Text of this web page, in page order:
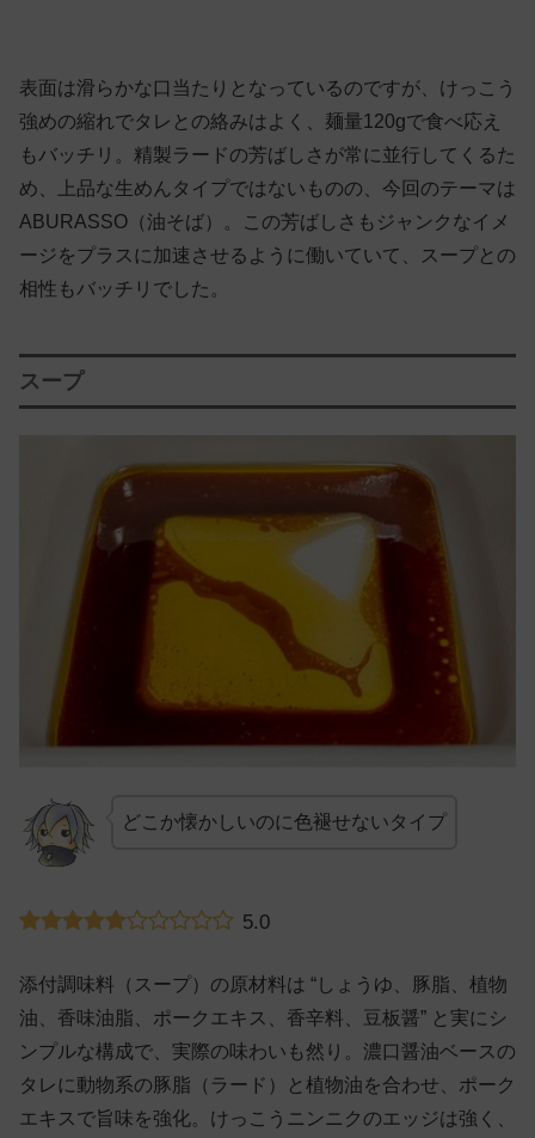
表面は滑らかな口当たりとなっているのですが、けっこう
強めの縮れでタレとの絡みはよく、麺量120gで食べ応え
もバッチリ。精製ラードの芳ばしさが常に並行してくるた
め、上品な生めんタイプではないものの、今回のテーマは
ABURASSO（油そば）。この芳ばしさもジャンクなイメ
ージをプラスに加速させるように働いていて、スープとの
相性もバッチリでした。
スープ
どこか懐かしいのに色褪せないタイプ
5.0
添付調味料（スープ）の原材料は “しょうゆ、豚脂、植物
油、香味油脂、ポークエキス、香辛料、豆板醤” と実にシ
ンプルな構成で、実際の味わいも然り。濃口醤油ベースの
タレに動物系の豚脂（ラード）と植物油を合わせ、ポーク
エキスで旨味を強化。けっこうニンニクのエッジは強く、